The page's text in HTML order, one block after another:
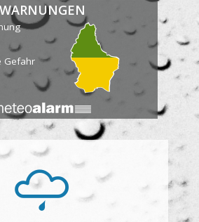
WARNUNGEN
Gefahr